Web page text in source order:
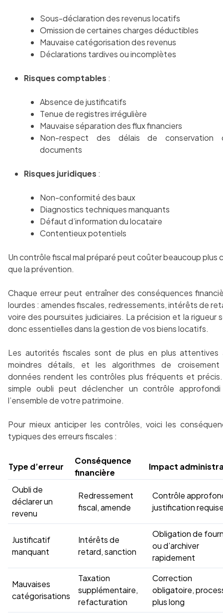
Sous-déclaration des revenus locatifs
Omission de certaines charges déductibles
Mauvaise catégorisation des revenus
Déclarations tardives ou incomplètes
Risques comptables :
Absence de justificatifs
Tenue de registres irrégulière
Mauvaise séparation des flux financiers
Non-respect des délais de conservation
documents
Risques juridiques :
Non-conformité des baux
Diagnostics techniques manquants
Défaut d’information du locataire
Contentieux potentiels
Un contrôle fiscal mal préparé peut coûter beaucoup plus
que la prévention.
Chaque erreur peut entraîner des conséquences
lourdes : amendes fiscales, redressements, intérêts de
voire des poursuites judiciaires. La précision et la rigueur
donc essentielles dans la gestion de vos biens locatifs.
Les autorités fiscales sont de plus en plus attentives
moindres détails, et les algorithmes de
données rendent les contrôles plus fréquents et
simple oubli peut déclencher un contrôle
l’ensemble de votre patrimoine.
Pour mieux anticiper les contrôles, voici les
typiques des erreurs fiscales :
Type d’erreur
Conséquence
financière
Impact
Oubli de
déclarer un
revenu
Redressement
fiscal, amende
Contrôle
justification
Justificatif
manquant
Intérêts de
retard, sanction
Obligation de
ou d’archiver
rapidement
Mauvaises
catégorisations
Taxation
supplémentaire,
refacturation
Correction
obligatoire,
plus long